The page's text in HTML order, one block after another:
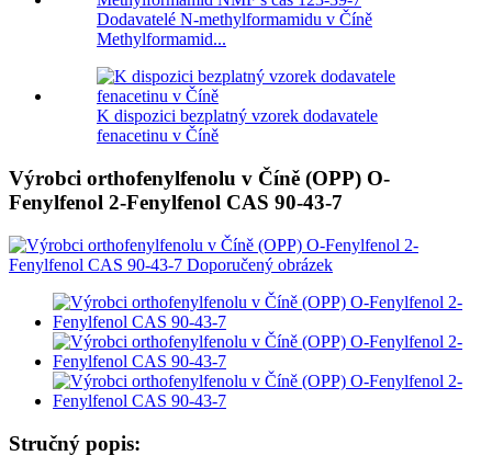
Dodavatelé N-methylformamidu v Číně
Methylformamid...
K dispozici bezplatný vzorek dodavatele
fenacetinu v Číně
Výrobci orthofenylfenolu v Číně (OPP) O-
Fenylfenol 2-Fenylfenol CAS 90-43-7
Stručný popis: